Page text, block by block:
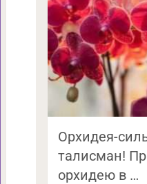
Орхидея-
талисман!
орхидею в …